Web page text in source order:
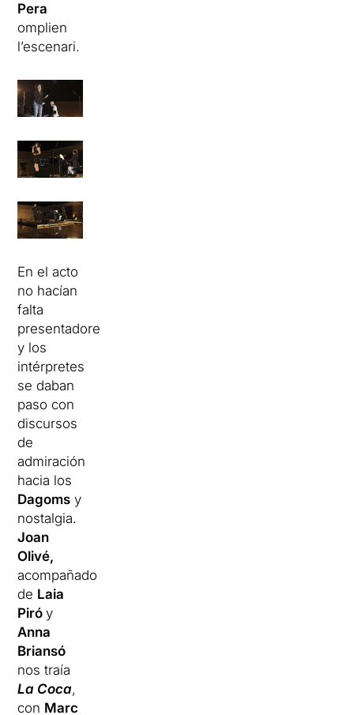
Pera
omplien
l’escenari.
En el acto
no hacían
falta
presentadores,
y los
intérpretes
se daban
paso con
discursos
de
admiración
hacia los
Dagoms y
nostalgia.
Joan
Olivé,
acompañado
de Laia
Piróy
Anna
Briansó
nos traía
La Coca,
con Marc